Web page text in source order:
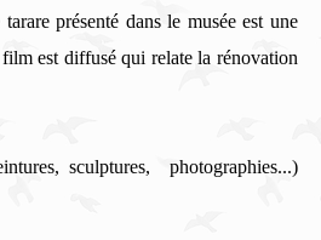
tarare présenté dans le musée est une
est diffusé qui relate la rénovation
sculptures, photographies...)